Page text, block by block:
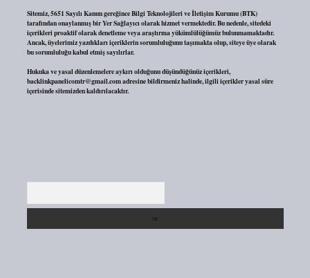
Sitemiz, 5651 Sayılı Kanun gereğince Bilgi Teknolojileri ve İletişim Kurumu (BTK)
tarafından onaylanmış bir Yer Sağlayıcı olarak hizmet vermektedir. Bu nedenle, sitedeki
içerikleri proaktif olarak denetleme veya araştırma yükümlülüğümüz bulunmamaktadır.
Ancak, üyelerimiz yazdıkları içeriklerin sorumluluğunu taşımakta olup, siteye üye olarak
bu sorumluluğu kabul etmiş sayılırlar.
Hukuka ve yasal düzenlemelere aykırı olduğunu düşündüğünüz içerikleri,
backlinkpanelicomtr@gmail.comadresine bildirmeniz halinde, ilgili içerikler yasal süre
içerisinde sitemizden kaldırılacaktır.